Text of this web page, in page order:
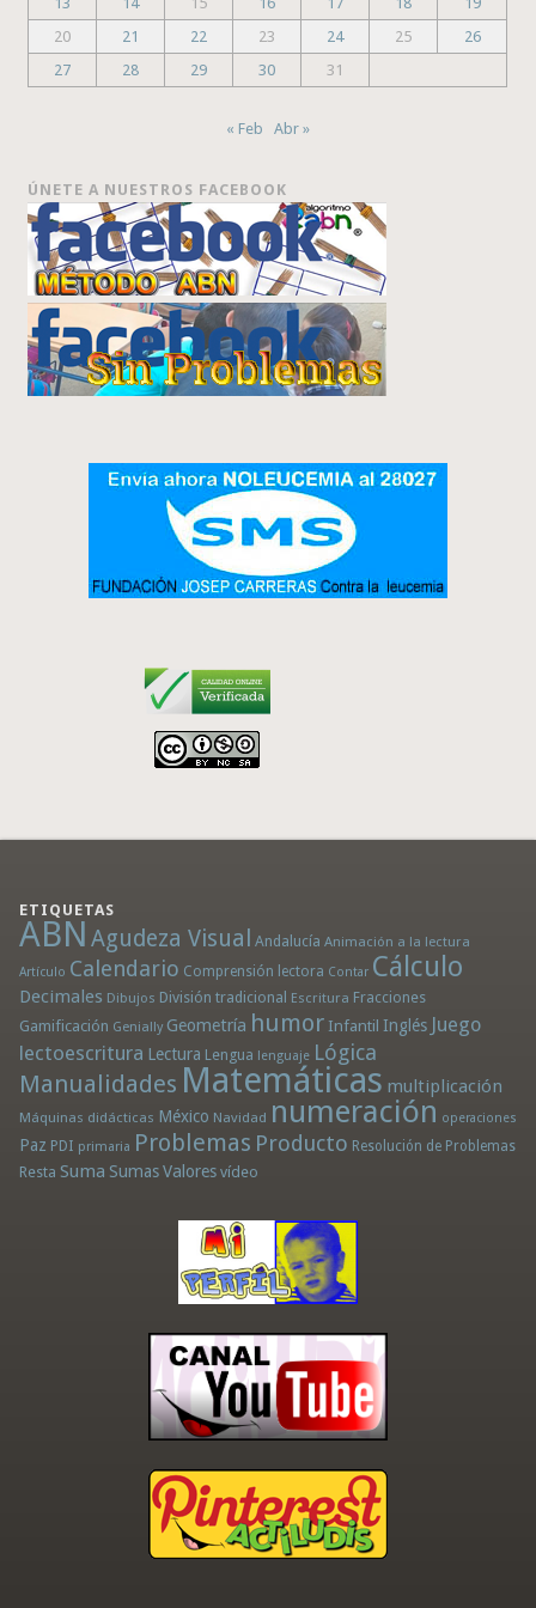
20
21 22 23 24 25
26
27
28 29 30 31
« Feb Abr »
ÚNETE A NUESTROS FACEBOOK
ETIQUETAS
ABN Agudeza Visual Andalucía Animación a la lectura
Artículo Calendario Comprensión lectora Contar Cálculo
Decimales Dibujos División tradicional Escritura Fracciones
Gamificación Genially Geometría humor Infantil Inglés Juego
lectoescritura Lectura Lengua lenguaje Lógica
Manualidades Matemáticas multiplicación
Máquinas didácticas México Navidad numeración operaciones
Paz PDI primaria Problemas Producto Resolución de Problemas
Resta Suma Sumas Valores vídeo